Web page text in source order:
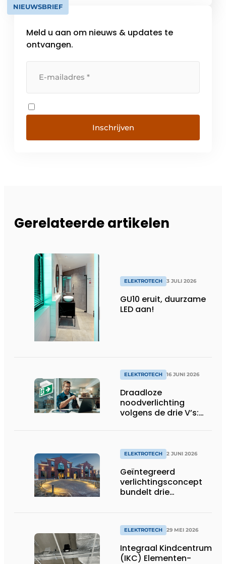
NIEUWSBRIEF
Meld u aan om nieuws & updates te
ontvangen.
Inschrijven
Gerelateerde artikelen
ELEKTROTECH 3 JULI 2026
GU10 eruit, duurzame
LED aan!
ELEKTROTECH 16 JUNI 2026
Draadloze
noodverlichting
volgens de drie V’s:
ELEKTROTECH 2 JUNI 2026
Geïntegreerd
verlichtingsconcept
bundelt drie
ELEKTROTECH 29 MEI 2026
Integraal Kindcentrum
(IKC) Elementen-